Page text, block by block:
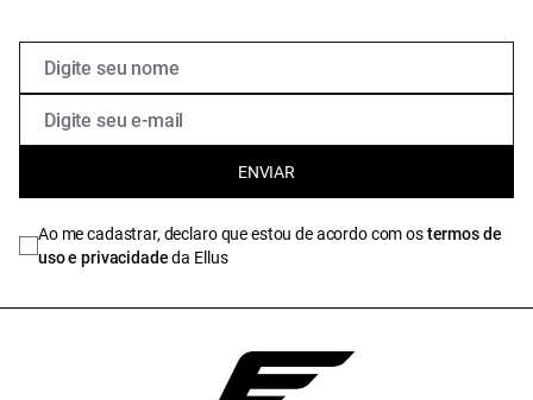
ENVIAR
Ao me cadastrar, declaro que estou de acordo com ostermos de
uso e privacidadeda Ellus